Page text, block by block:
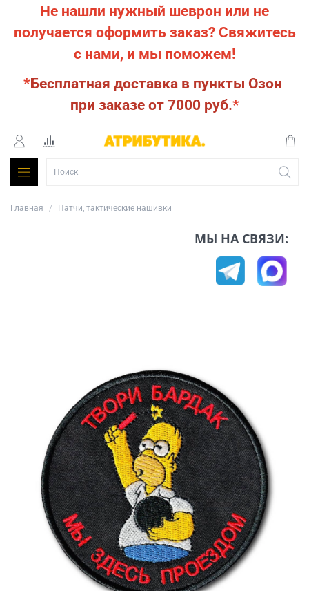
Не нашли нужный шеврон или не
получается оформить заказ? Свяжитесь
с нами, и мы поможем!
*Бесплатная доставка в пункты Озон
при заказе от 7000 руб.*
Главная Патчи, тактические нашивки
МЫ НА СВЯЗИ: